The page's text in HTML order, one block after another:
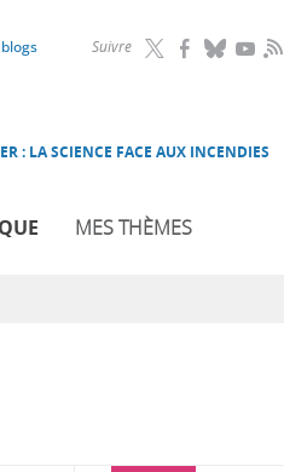
Suivre RSS
: LA SCIENCE FACE AUX INCENDIES
MES THÈMES